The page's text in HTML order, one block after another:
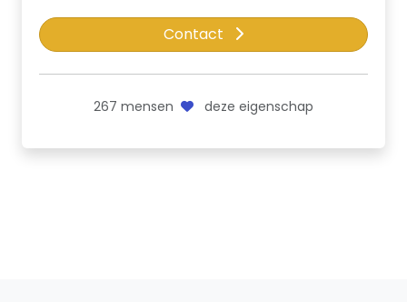
Contact
267 mensen deze eigenschap